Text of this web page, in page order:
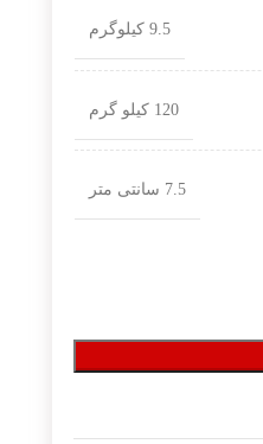
9.5 کیلوگرم
120 کیلو گرم
7.5 سانتی متر